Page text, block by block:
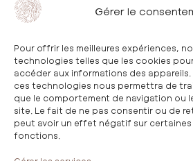
Gérer le
Pour offrir les meilleures expériences,
technologies telles que les cookies
accéder aux informations des
ces technologies nous permettra de
que le comportement de navigation ou
site. Le fait de ne pas consentir ou de
peut avoir un effet négatif sur
fonctions.
Nos collections
La Maison IDaime